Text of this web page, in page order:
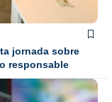
jornada sobre
responsable